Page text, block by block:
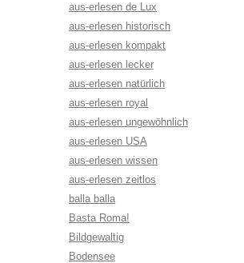
aus-erlesen de Lux
aus-erlesen historisch
aus-erlesen kompakt
aus-erlesen lecker
aus-erlesen natürlich
aus-erlesen royal
aus-erlesen ungewöhnlich
aus-erlesen USA
aus-erlesen wissen
aus-erlesen zeitlos
balla balla
Basta Roma!
Bildgewaltig
Bodensee